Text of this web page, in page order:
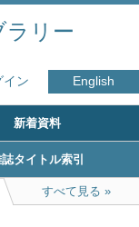
ラリー
イン English
新着資料
タイトル索引
すべて見る